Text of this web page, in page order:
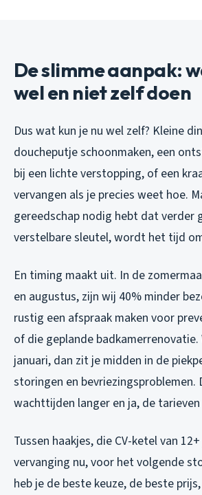
De slimme aanpak:
wel en niet zelf doen
Dus wat kun je nu wel zelf? Kleine
doucheputje schoonmaken, een
bij een lichte verstopping, of een
vervangen als je precies weet hoe.
gereedschap nodig hebt dat verder
verstelbare sleutel, wordt het tijd
En timing maakt uit. In de
en augustus, zijn wij 40% minder
rustig een afspraak maken voor
of die geplande
januari, dan zit je midden in de
storingen en bevriezingsproblemen.
wachttijden langer en ja, de
Tussen haakjes, die CV-ketel van
vervanging nu, voor het volgende
heb je de beste keuze, de beste